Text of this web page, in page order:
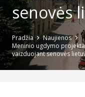
senovės
Pradžia
Naujienos
Meninio ugdymo
vaizduojant senovės